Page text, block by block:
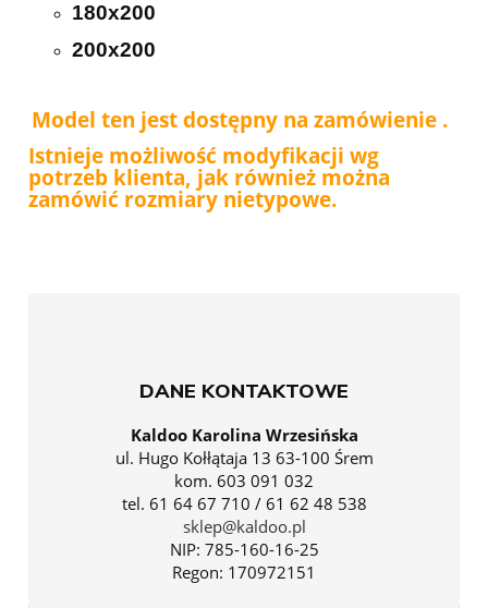
180x200
200x200
Model ten jest dostępny na zamówienie .
Istnieje możliwość modyfikacji wg
potrzeb klienta, jak również można
zamówić rozmiary nietypowe.
DANE KONTAKTOWE
Kaldoo Karolina Wrzesińska
ul. Hugo Kołłątaja 13 63-100 Śrem
kom. 603 091 032
tel. 61 64 67 710 / 61 62 48 538
sklep@kaldoo.pl
NIP: 785-160-16-25
Regon: 170972151